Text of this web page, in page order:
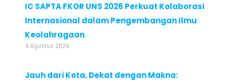
IC SAPTA FKOR UNS 2026 Perkuat Kolaborasi
Internasional dalam Pengembangan Ilmu
Keolahragaan
4 Agustus 2026
Jauh dari Kota, Dekat dengan Makna: